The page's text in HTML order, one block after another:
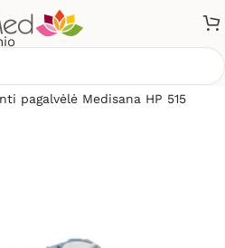
pagalvėlė Medisana HP 515